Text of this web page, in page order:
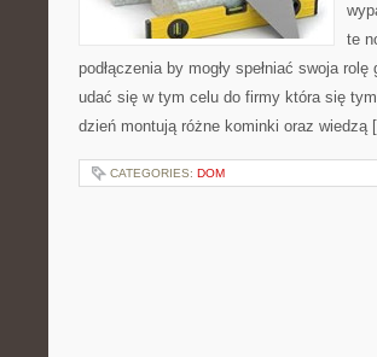
te
podłączenia by mogły spełniać swoja
udać się w tym celu do firmy która się
dzień montują różne kominki oraz wiedzą
CATEGORIES: DOM